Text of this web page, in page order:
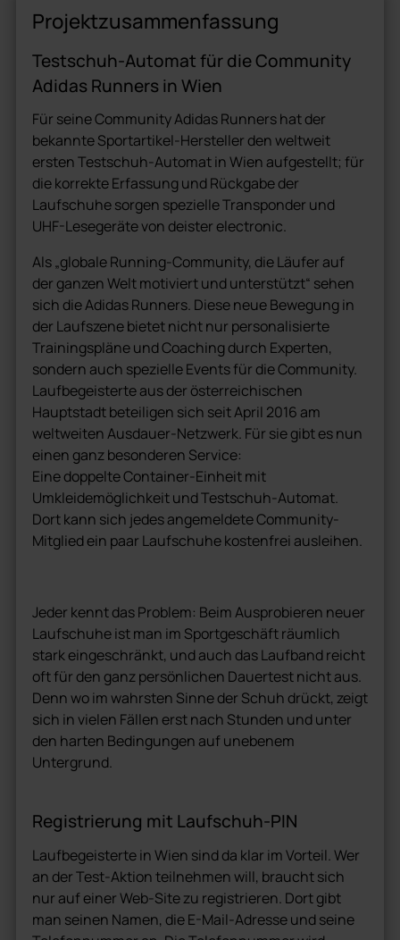
Projektzusammenfassung
Testschuh-Automat für die Community
Adidas Runners in Wien
Für seine Community Adidas Runners hat der
bekannte Sportartikel-Hersteller den weltweit
ersten Testschuh-Automat in Wien aufgestellt; für
die korrekte Erfassung und Rückgabe der
Laufschuhe sorgen spezielle Transponder und
UHF-Lesegeräte von deister electronic.
Als „globale Running-Community, die Läufer auf
der ganzen Welt motiviert und unterstützt“ sehen
sich die Adidas Runners. Diese neue Bewegung in
der Laufszene bietet nicht nur personalisierte
Trainingspläne und Coaching durch Experten,
sondern auch spezielle Events für die Community.
Laufbegeisterte aus der österreichischen
Hauptstadt beteiligen sich seit April 2016 am
weltweiten Ausdauer-Netzwerk. Für sie gibt es nun
einen ganz besonderen Service:
Eine doppelte Container-Einheit mit
Umkleidemöglichkeit und Testschuh-Automat.
Dort kann sich jedes angemeldete Community-
Mitglied ein paar Laufschuhe kostenfrei ausleihen.
Jeder kennt das Problem: Beim Ausprobieren neuer
Laufschuhe ist man im Sportgeschäft räumlich
stark eingeschränkt, und auch das Laufband reicht
oft für den ganz persönlichen Dauertest nicht aus.
Denn wo im wahrsten Sinne der Schuh drückt, zeigt
sich in vielen Fällen erst nach Stunden und unter
den harten Bedingungen auf unebenem
Untergrund.
Registrierung mit Laufschuh-PIN
Laufbegeisterte in Wien sind da klar im Vorteil. Wer
an der Test-Aktion teilnehmen will, braucht sich
nur auf einer Web-Site zu registrieren. Dort gibt
man seinen Namen, die E-Mail-Adresse und seine